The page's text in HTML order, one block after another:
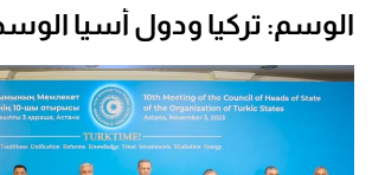
الوسم: تركيا ودول أسيا